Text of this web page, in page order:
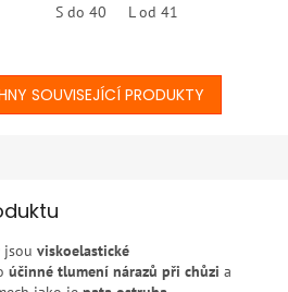
S do 40 L od 41
SOUVISEJÍCÍ PRODUKTY
jsou viskoelastické
účinné tlumení nárazů při chůzi a